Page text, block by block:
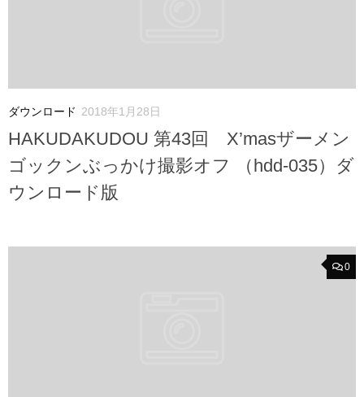
ダウンロード 2018年1月28日
HAKUDAKUDOU 第43回 X’masザーメン
ゴックンぶっかけ撮影オフ （hdd-035）ダ
ウンロード版
0